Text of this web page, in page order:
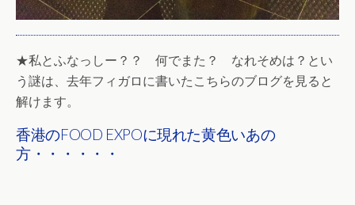
★私とふなっしー？？ 何でまた？ なれそめは？とい
う謎は、去年フィガロに書いたこちらのブログを見ると
解けます。
香港のFOOD EXPOに現れた黄色いあの
方・・・・・・